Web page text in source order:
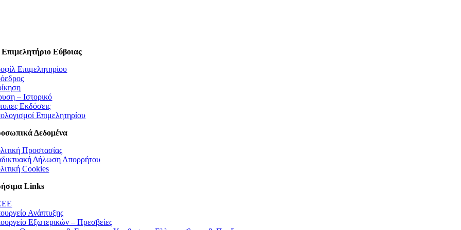
Εύβοιας
Επιμελητηρίου
– Ιστορικό
Εκδόσεις
Επιμελητηρίου
Δεδομένα
Προστασίας
Δήλωση Απορρήτου
Cookies
Links
Ανάπτυξης
Εξωτερικών – Πρεσβείες